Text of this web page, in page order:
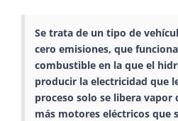
Se trata de un tipo de
cero emisiones, que
combustible en la que el
producir la electricidad que
proceso solo se libera vapor
más motores eléctricos que